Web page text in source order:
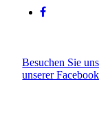
Besuchen Sie
unserer